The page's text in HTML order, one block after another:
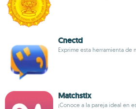
Cnectd
Exprime esta herramienta de
Matchstix
¡Conoce a la pareja ideal en